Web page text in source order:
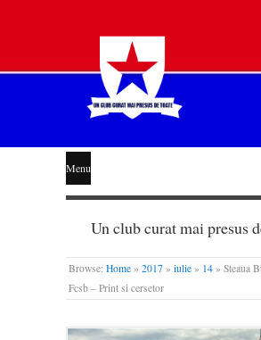
STEAUA
LIBERĂ
Menu
Un club curat mai presus
Browse: Home » 2017 » iulie » 14 » Steaua
Fcsb – Print si cersetor